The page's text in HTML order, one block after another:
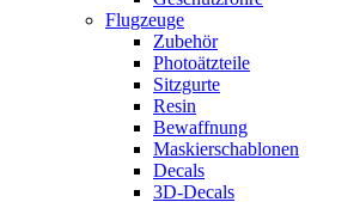
Flugzeuge
Zubehör
Photoätzteile
Sitzgurte
Resin
Bewaffnung
Maskierschablonen
Decals
3D-Decals